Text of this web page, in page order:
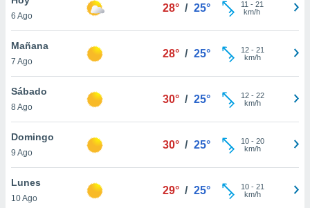
en
más
nuestra
de
6 Ago
28° / 25° 11 - 21
km/h
Mañana
7 Ago
28° / 25° 12- 21
km/h
Sábado
8 Ago
30° / 25° 12- 22
km/h
Domingo
9 Ago
30° / 25° 10- 20
km/h
Lunes
10 Ago
29° / 25° 10- 21
km/h